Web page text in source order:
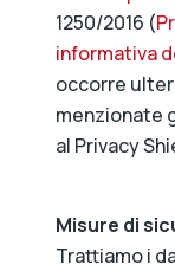
1250/2016 (
informativa
occorre
menzionate
al Privacy
Misure di
Trattiamo i